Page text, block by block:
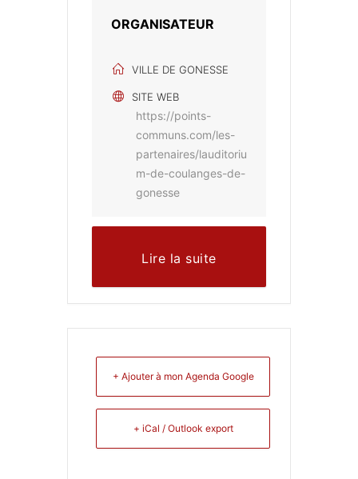
ORGANISATEUR
VILLE DE GONESSE
SITE WEB
https://points-
communs.com/les-
partenaires/lauditoriu
m-de-coulanges-de-
gonesse
Lire la suite
+ Ajouter à mon Agenda Google
+ iCal / Outlook export